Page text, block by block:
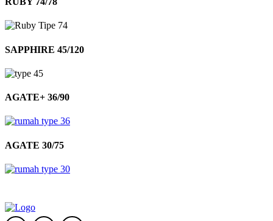
SAPPHIRE 45/120
AGATE+ 36/90
AGATE 30/75